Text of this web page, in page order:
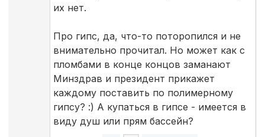
их нет.
Про гипс, да, что-то поторопился и не
внимательно прочитал. Но может как с
пломбами в конце концов заманают
Минздрав и президент прикажет
каждому поставить по полимерному
гипсу? :) А купаться в гипсе - имеется в
виду душ или прям бассейн?